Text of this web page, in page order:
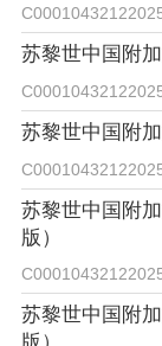
苏黎世中国附
苏黎世中国附
苏黎世中国附
版）
苏黎世中国附